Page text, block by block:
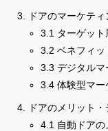
ドアのマーケテ
3.1 ターゲット
3.2 ベネフィッ
3.3 デジタルマ
3.4 体験型マー
ドアのメリット・
4.1 自動ドアの